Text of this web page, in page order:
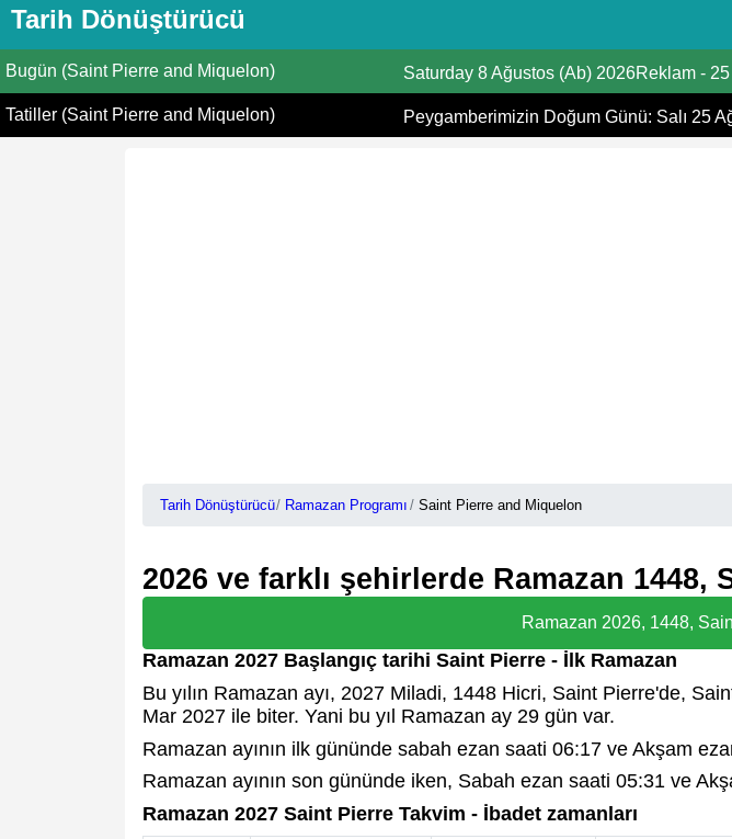
Tarih Dönüştürücü
Tarih
Hicri
Bugün (Saint Pierre and Miquelon) Saturday 8 Ağustos (Ab) 2026Reklam-
Tatiller (Saint Pierre and Miquelon) Peygamberimizin Doğum Günü: Salı 25
Tarih Dönüştürücü Ramazan Programı Saint Pierre and Miquelon
2026 ve farklı şehirlerde Ramazan
Ramazan 2026, 1448,
Ramazan 2027 Başlangıç tarihi Saint Pierre - İlk Ramazan
Bu yılın Ramazan ayı, 2027 Miladi, 1448 Hicri, Saint Pierre'de,
Mar 2027 ile biter. Yani bu yıl Ramazan ay 29 gün var.
Ramazan ayının ilk gününde sabah ezan saati 06:17 ve Akşam
Ramazan ayının son gününde iken, Sabah ezan saati 05:31 ve
Ramazan 2027 Saint Pierre Takvim - İbadet zamanları